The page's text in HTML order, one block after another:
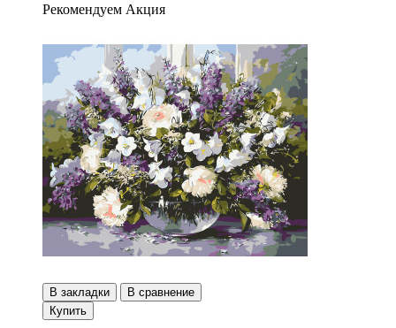
Рекомендуем Акция
В закладки
В сравнение
Купить